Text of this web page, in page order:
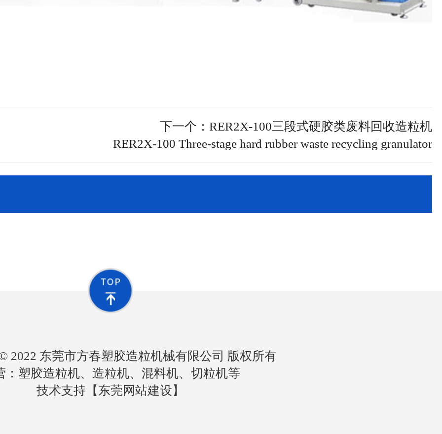
下一个：RER2X-100三段式硬胶类废料回收造粒机
RER2X-100 Three-stage hard rubber waste recycling granulator
2022 东莞市方春塑胶造粒机械有限公司 版权所有
：塑胶造粒机、造粒机、混料机、切粒机等
技术支持【东莞网站建设】